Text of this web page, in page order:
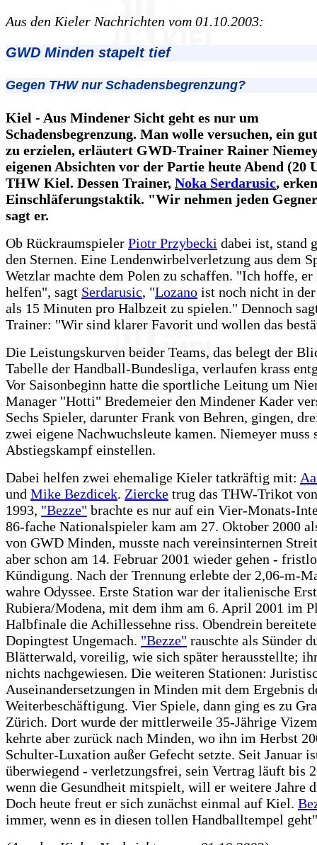
Aus den Kieler Nachrichten vom 01.10.2003:
GWD Minden stapelt tief
Gegen THW nur Schadensbegrenzung?
Kiel - Aus Mindener Sicht geht es nur um
Schadensbegrenzung. Man wolle versuchen, ein
zu erzielen, erläutert GWD-Trainer Rainer
eigenen Absichten vor der Partie heute Abend (20
THW Kiel. Dessen Trainer, Noka Serdarusic,
Einschläferungstaktik. "Wir nehmen jeden
sagt er.
Ob Rückraumspieler Piotr Przybecki dabei ist, stand
den Sternen. Eine Lendenwirbelverletzung aus dem
Wetzlar machte dem Polen zu schaffen. "Ich hoffe, er
helfen", sagt Serdarusic, "Lozano ist noch nicht in
als 15 Minuten pro Halbzeit zu spielen." Dennoch
Trainer: "Wir sind klarer Favorit und wollen das
Die Leistungskurven beider Teams, das belegt der
Tabelle der Handball-Bundesliga, verlaufen krass
Vor Saisonbeginn hatte die sportliche Leitung um
Manager "Hotti" Bredemeier den Mindener Kader
Sechs Spieler, darunter Frank von Behren, gingen,
zwei eigene Nachwuchsleute kamen. Niemeyer muss
Abstiegskampf einstellen.
Dabei helfen zwei ehemalige Kieler tatkräftig mit:
und Mike Bezdicek. Ziercke trug das THW-Trikot
1993, "Bezze" brachte es nur auf ein Vier-Monats-
86-fache Nationalspieler kam am 27. Oktober 2000
von GWD Minden, musste nach vereinsinternen
aber schon am 14. Februar 2001 wieder gehen -
Kündigung. Nach der Trennung erlebte der 2,06-m-
wahre Odyssee. Erste Station war der italienische
Rubiera/Modena, mit dem ihm am 6. April 2001 im
Halbfinale die Achillessehne riss. Obendrein
Dopingtest Ungemach. "Bezze" rauschte als Sünder
Blätterwald, voreilig, wie sich später herausstellte;
nichts nachgewiesen. Die weiteren Stationen:
Auseinandersetzungen in Minden mit dem Ergebnis
Weiterbeschäftigung. Vier Spiele, dann ging es zu
Zürich. Dort wurde der mittlerweile 35-Jährige
kehrte aber zurück nach Minden, wo ihn im Herbst
Schulter-Luxation außer Gefecht setzte. Seit Januar
überwiegend - verletzungsfrei, sein Vertrag läuft bis
wenn die Gesundheit mitspielt, will er weitere Jahre
Doch heute freut er sich zunächst einmal auf Kiel.
immer, wenn es in diesen tollen Handballtempel